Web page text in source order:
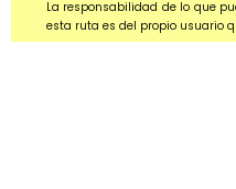
La responsabilidad de lo que
esta ruta es del propio usuario